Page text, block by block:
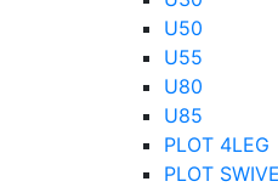
U50
U55
U80
U85
PLOT 4LEG
PLOT